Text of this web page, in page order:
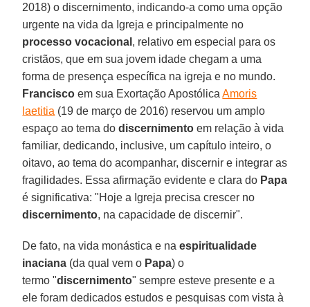
2018) o discernimento, indicando-a como uma opção
urgente na vida da Igreja e principalmente no
processo vocacional , relativo em especial para os
cristãos, que em sua jovem idade chegam a uma
forma de presença específica na igreja e no mundo.
Francisco em sua Exortação ApostólicaAmoris
laetitia (19 de março de 2016) reservou um amplo
espaço ao tema dodiscernimento em relação à vida
familiar, dedicando, inclusive, um capítulo inteiro, o
oitavo, ao tema do acompanhar, discernir e integrar as
fragilidades. Essa afirmação evidente e clara do Papa
é significativa: "Hoje a Igreja precisa crescer no
discernimento, na capacidade de discernir".
De fato, na vida monástica e naespiritualidade
inaciana (da qual vem o Papa) o
termo "discernimento" sempre esteve presente e a
ele foram dedicados estudos e pesquisas com vista à